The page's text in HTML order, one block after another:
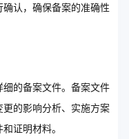
认，确保备案的准确性
的备案文件。备案文件
的影响分析、实施方案
证明材料。